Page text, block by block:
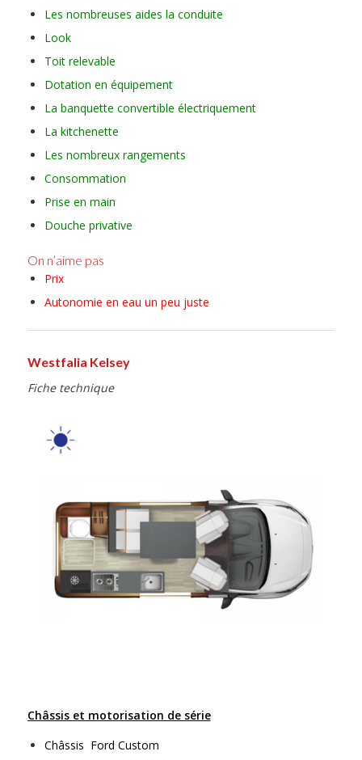
Les nombreuses aides la conduite
Look
Toit relevable
Dotation en équipement
La banquette convertible électriquement
La kitchenette
Les nombreux rangements
Consommation
Prise en main
Douche privative
On n’aime pas
Prix
Autonomie en eau un peu juste
Westfalia Kelsey
Fiche technique
Châssis et motorisation de série
Châssis Ford Custom